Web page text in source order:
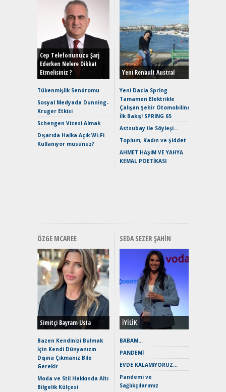
Cep Telefonunuzu Şarj
Ederken Nelere Dikkat
Etmelisiniz ?
Tükenmişlik Sendromu
Sosyal Medyada Dunning-
Kruger Etkisi
Schengen Vizesi Almak
Dışarıda Halka Açık Wi-Fi
Kullanıyor musunuz?
Yeni Renault Austral
Yeni Dacia Spring
Tamamen Elektrikle
Çalışan Şehir Otomobiline
İlk Bakış! SPRING 65
Astsubay ile Söyleşi…
Toplum, Kadın ve Şiddet
AHMET HAŞİM VE YAHYA
KEMAL POETİKASI
ÖZGE MCAREE
Simitçi Bayram Usta
Bazen Kendinizi Bulmak
İçin Kendi Dünyanızın
Dışına Çıkmanız Bile
Gerekir
Moda ve Stil Hakkında Altı
Bilgelik Külçesi
SEDA SEZER ŞAHIN
İYİLİK
BABAM…
PANDEMİ
EVDE KALAMIYORUZ…
Pandemi ve
Sağlıkçılarımız